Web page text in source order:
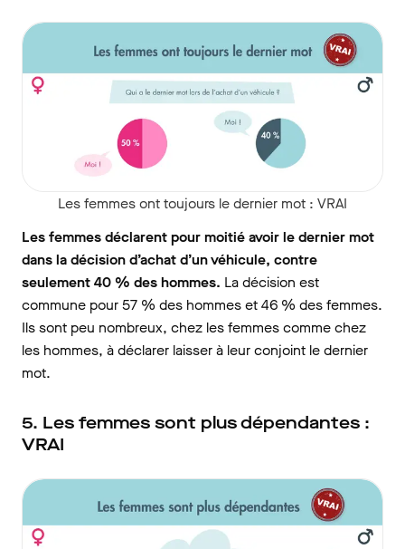
Les femmes ont toujours le dernier mot : VRAI
Les femmes déclarent pour moitié avoir le dernier mot
dans la décision d’achat d’un véhicule, contre
seulement 40 % des hommes. La décision est
commune pour 57 % des hommes et 46 % des femmes.
Ils sont peu nombreux, chez les femmes comme chez
les hommes, à déclarer laisser à leur conjoint le dernier
mot.
5. Les femmes sont plus dépendantes :
VRAI